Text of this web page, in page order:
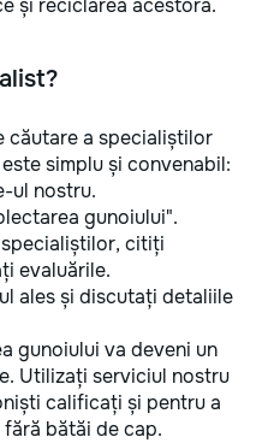
și reciclarea acestora.
căutare a specialiștilor
simplu și convenabil:
ul nostru.
gunoiului".
citiți
evaluările.
ales și discutați detaliile
gunoiului va deveni un
Utilizați serviciul nostru
calificați și pentru a
bătăi de cap.